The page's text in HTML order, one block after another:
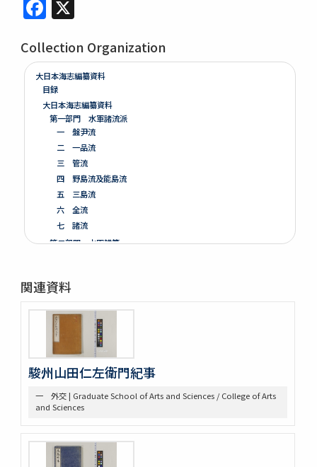
Collection Organization
大日本海志編纂資料
目録
大日本海志編纂資料
第一部門 水軍諸流派
一 盤尹流
二 一品流
三 管流
四 野島流及能島流
五 三島流
六 全流
七 諸流
第二部門 水軍雑纂
二 造船
三 洋式船
第四部門 外交・海防
一 外交
三 漂流
第五部門 史書雑纂
一 軍記
二 史書
第六部門 地誌
第七部門 絵画・図巻
一 秘伝書
関連資料
駿州山田仁左衛門紀事
一 外交 | Graduate School of Arts and Sciences / College of Arts
and Sciences